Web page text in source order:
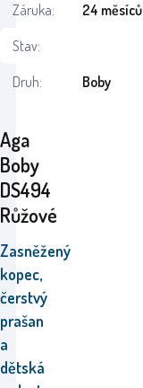
Aga
Boby
DS494
Růžové
Zasněžený
kopec,
čerstvý
prašan
a
dětská
Záruka:
24 měsíců
Stav:
Druh:
Boby